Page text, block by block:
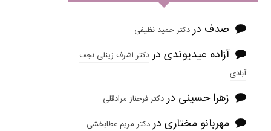
صدف دردکتر حمید نظیفی
آزاده عیدیوندی دردکتر اشرف زینلی نجف
آبادی
زهرا حسینی دردکتر فرحناز مرادقلی
مهربانو مختاری دردکتر مریم عطابخشی